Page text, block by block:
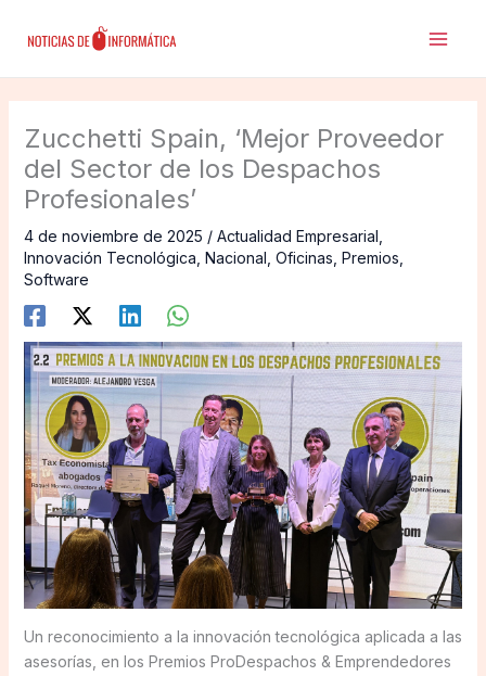
Zucchetti Spain, ‘Mejor Proveedor
del Sector de los Despachos
Profesionales’
4 de noviembre de 2025 / Actualidad Empresarial
Innovación Tecnológica Nacional Oficinas Premios
Software
Un reconocimiento a la innovación tecnológica aplicada a las
asesorías, en los Premios ProDespachos & Emprendedores